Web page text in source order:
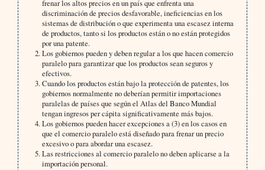
frenar los altos precios en un país que enfrenta una
discriminación de precios desfavorable, ineficiencias en los
sistemas de distribución o que experimenta una escasez interna
de productos, tanto si los productos están o no están protegidos
por una patente.
Los gobiernos pueden y deben regular a los que hacen comercio
paralelo para garantizar que los productos sean seguros y
efectivos.
Cuando los productos están bajo la protección de patentes, los
gobiernos normalmente no deberían permitir importaciones
paralelas de países que según el Atlas del Banco Mundial
tengan ingresos per cápita significativamente más bajos.
Los gobiernos pueden hacer excepciones a (3) en los casos en
que el comercio paralelo está diseñado para frenar un precio
excesivo o para abordar una escasez.
Las restricciones al comercio paralelo no deben aplicarse a la
importación personal.